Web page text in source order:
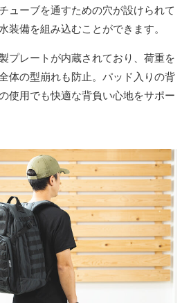
ューブを通すための穴が設けられて
装備を組み込むことができます。
プレートが内蔵されており、荷重を
体の型崩れも防止。パッド入りの背
使用でも快適な背負い心地をサポー